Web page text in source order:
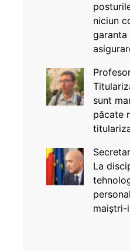
niciun
garanta
sunt
păcate
La
maiștri-